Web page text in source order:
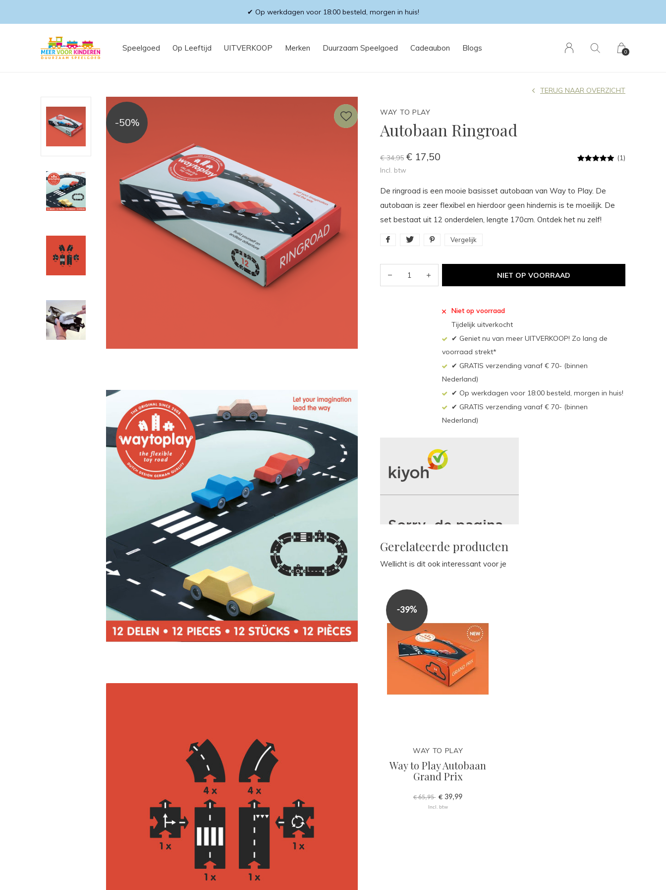
Speelgoed Op Leeftijd UITVERKOOP Merken Duurzaam Speelgoed Cadeaubon Blogs 0
✔ Op werkdagen voor 18:00 besteld, morgen in huis!
-50%
WAY TO PLAY
Autobaan Ringroad
TERUG NAAR OVERZICHT
€ 34,95 € 17,50
Incl. btw
(1)
De ringroad is een mooie basisset autobaan van Way to Play. De
autobaan is zeer flexibel en hierdoor geen hindernis is te moeilijk. De
set bestaat uit 12 onderdelen, lengte 170cm. Ontdek het nu zelf!
Vergelijk
NIET OP VOORRAAD
Niet op voorraad
Tijdelijk uitverkocht
✔ Geniet nu van meer UITVERKOOP! Zo lang de
voorraad strekt*
✔ GRATIS verzending vanaf € 70- (binnen
Nederland)
✔ Op werkdagen voor 18:00 besteld, morgen in huis!
✔ GRATIS verzending vanaf € 70- (binnen
Nederland)
Gerelateerde producten
Wellicht is dit ook interessant voor je
-39%
WAY TO PLAY
Way to Play Autobaan
Grand Prix
€ 65,95 € 39,99
Incl. btw